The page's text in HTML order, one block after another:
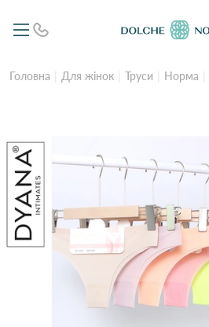
Головна Для жінок Труси Норма